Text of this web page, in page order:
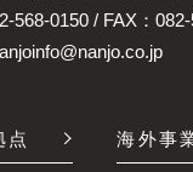
568-0150/ FAX：082-
点 海外事